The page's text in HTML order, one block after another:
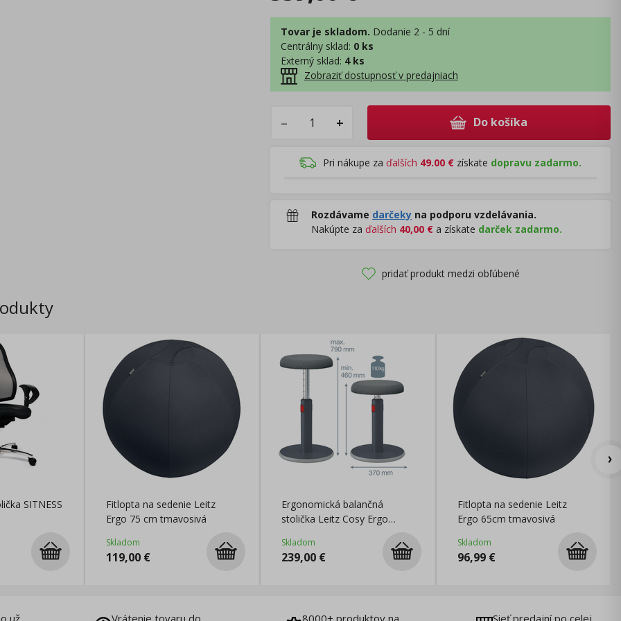
Tovar je skladom. Dodanie 2 - 5 dní
Centrálny sklad: 0 ks
Externý sklad: 4 ks
Zobraziť dostupnosť v predajniach
– + Do košíka
Pri nákupe za ďalších 49.00 € získate dopravu zadarmo.
Rozdávame darčeky na podporu vzdelávania.
Nakúpte za ďalších 40,00 € a získate darček zadarmo.
pridať produkt medzi obľúbené
SITNESS
Fitlopta na sedenie Leitz
Ergo 75 cm tmavosivá
Skladom
119,00€
Ergonomická balančná
stolička Leitz Cosy Ergo
Skladom
239,00 €
Fitlopta na sedenie Leitz
Ergo 65cm tmavosivá
Skladom
96,99€
už Vrátenie tovaru do 8000+ produktov na Sieť predajní po celej